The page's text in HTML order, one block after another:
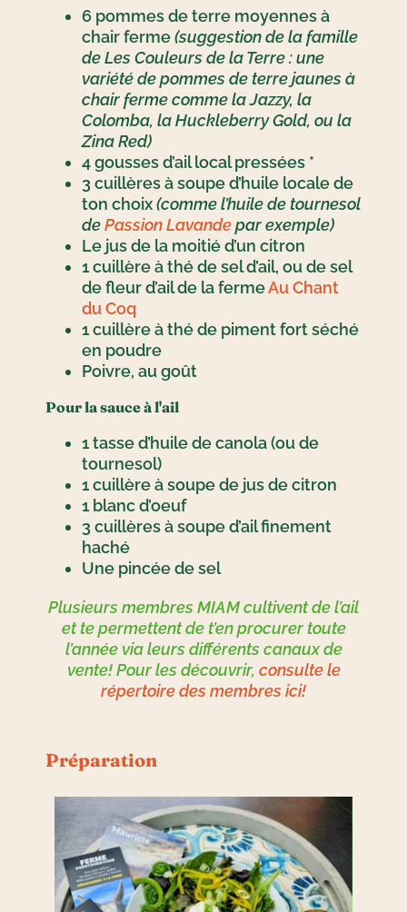
6 pommes de terre moyennes à
chair ferme(suggestion de la famille
de Les Couleurs de la Terre : une
variété de pommes de terre jaunes à
chair ferme comme la Jazzy, la
Colomba, la Huckleberry Gold, ou la
Zina Red)
4 gousses d’ail local pressées *
3 cuillères à soupe d’huile locale de
ton choix(comme l’huile de tournesol
dePassion Lavandepar exemple)
Le jus de la moitié d’un citron
1 cuillère à thé de sel d’ail, ou de sel
de fleur d’ail de la fermeAu Chant
du Coq
1 cuillère à thé de piment fort séché
en poudre
Poivre, au goût
Pour la sauce à l'ail
1 tasse d’huile de canola (ou de
tournesol)
1 cuillère à soupe de jus de citron
1 blanc d’oeuf
3 cuillères à soupe d’ail finement
haché
Une pincée de sel
Plusieurs membres MIAM cultivent de l’ail
et te permettent de t’en procurer toute
l’année via leurs différents canaux de
vente! Pour les découvrir, consulte le
répertoire des membres ici!
Préparation